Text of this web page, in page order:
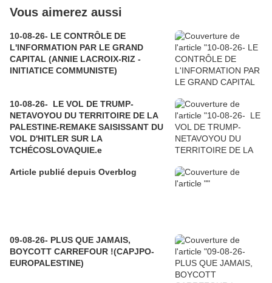
Vous aimerez aussi
10-08-26- LE CONTRÔLE DE
L'INFORMATION PAR LE GRAND
CAPITAL (ANNIE LACROIX-RIZ -
INITIATICE COMMUNISTE)
10-08-26- LE VOL DE TRUMP-
NETAVOYOU DU TERRITOIRE DE LA
PALESTINE-REMAKE SAISISSANT DU
VOL D'HITLER SUR LA
TCHÉCOSLOVAQUIE.e
Article publié depuis Overblog
09-08-26- PLUS QUE JAMAIS,
BOYCOTT CARREFOUR !(CAPJPO-
EUROPALESTINE)